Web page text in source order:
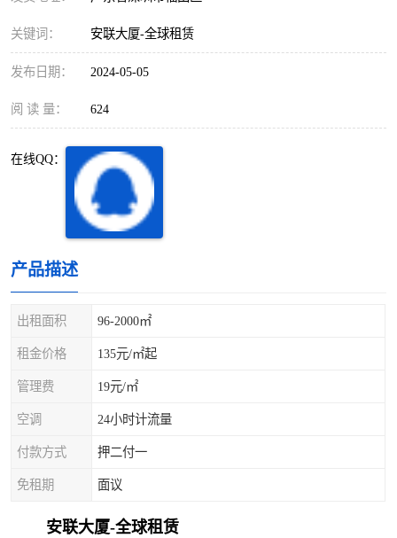
关键词： 安联大厦-全球租赁
发布日期： 2024-05-05
阅 读 量： 624
在线QQ：
产品描述
出租面积 96-2000㎡
租金价格 135元/㎡起
管理费 19元/㎡
空调 24小时计流量
付款方式 押二付一
免租期 面议
安联大厦-全球租赁
南山区
南头
深圳超级总部基地
华侨城
龙岗区
宝安西乡
龙华观澜